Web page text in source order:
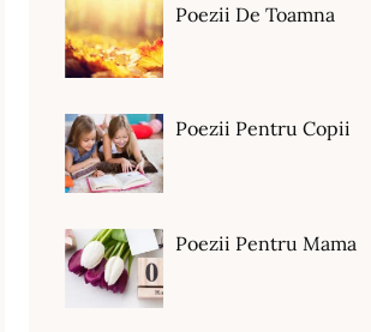
Poezii De Toamna
Poezii Pentru Copii
Poezii Pentru Mama